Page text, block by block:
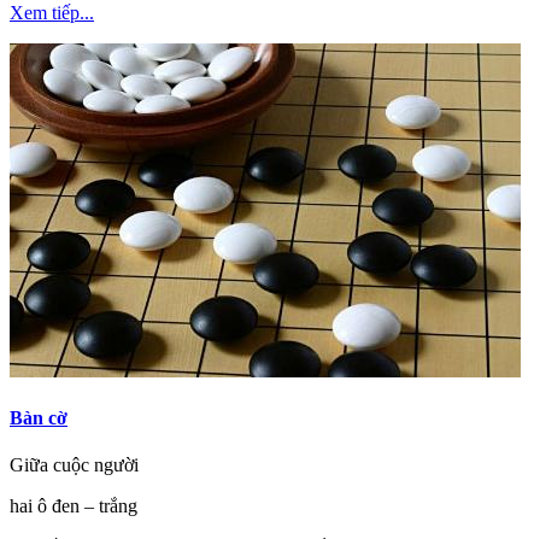
Xem tiếp...
Bàn cờ
Giữa cuộc người
hai ô đen – trắng